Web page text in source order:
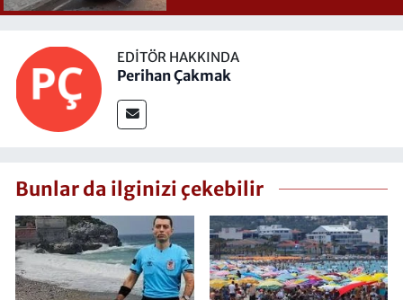
EDITÖR HAKKINDA
Perihan Çakmak
Bunlar da ilginizi çekebilir